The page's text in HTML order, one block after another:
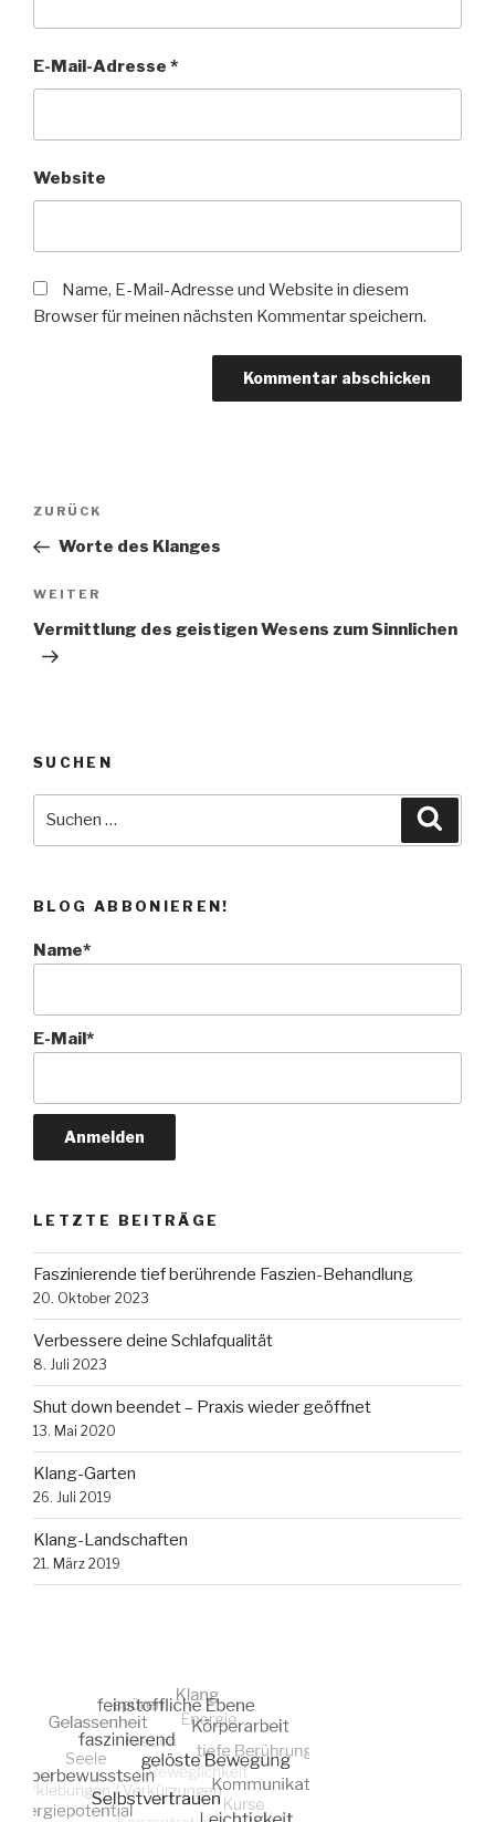
E-Mail-Adresse *
Website
Name, E-Mail-Adresse und Website in diesem
Browser für meinen nächsten Kommentar speichern.
Beitragsnavigation
Vorheriger
Beitrag
ZURÜCK
Worte des Klanges
Nächster
Beitrag
WEITER
Vermittlung des geistigen Wesens zum Sinnlichen
SUCHEN
BLOG ABBONIEREN!
Name*
E-Mail*
LETZTE BEITRÄGE
Faszinierende tief berührende Faszien-Behandlung
20. Oktober 2023
Verbessere deine Schlafqualität
8. Juli 2023
Shut down beendet – Praxis wieder geöffnet
13. Mai 2020
Klang-Garten
26. Juli 2019
Klang-Landschaften
21. März 2019